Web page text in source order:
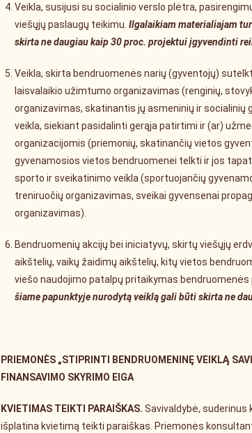
Veikla, susijusi su socialinio verslo plėtra,
viešųjų paslaugų teikimu. Ilgalaikiam materialiajam
skirta ne daugiau kaip 30 proc. projektui įgyvendinti
Veikla, skirta bendruomenės narių (gyventojų)
laisvalaikio užimtumo organizavimas (renginių,
organizavimas, skatinantis jų asmeninių ir
veikla, siekiant pasidalinti gerąja patirtimi ir (ar)
organizacijomis (priemonių, skatinančių vietos
gyvenamosios vietos bendruomenei telkti ir jos
sporto ir sveikatinimo veikla (sportuojančių
treniruočių organizavimas, sveikai gyvensenai
organizavimas).
Bendruomenių akcijų bei iniciatyvų, skirtų viešųjų
aikštelių, vaikų žaidimų aikštelių, kitų vietos
viešo naudojimo patalpų pritaikymas bendruomenės
šiame papunktyje nurodytą veiklą gali būti skirta ne
PRIEMONĖS „STIPRINTI BENDRUOMENINĘ VEIKLĄ
FINANSAVIMO SKYRIMO EIGA
KVIETIMAS TEIKTI PARAIŠKAS. Savivaldybė,
išplatina kvietimą teikti paraiškas. Priemonės